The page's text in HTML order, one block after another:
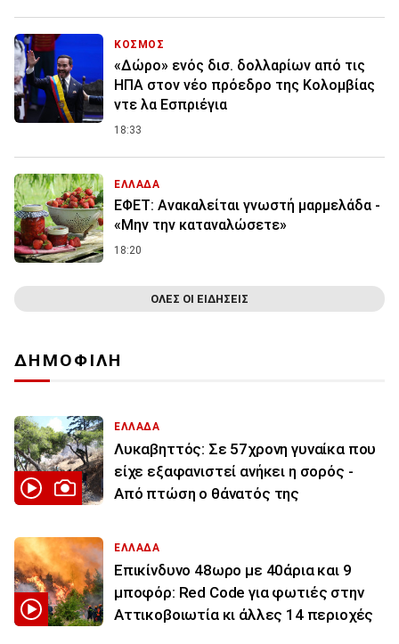
ΚΟΣΜΟΣ
«Δώρο» ενός δισ. δολλαρίων από τις
ΗΠΑ στον νέο πρόεδρο της Κολομβίας
ντε λα Εσπριέγια
18:33
ΕΛΛΑΔΑ
ΕΦΕΤ: Ανακαλείται γνωστή μαρμελάδα -
«Μην την καταναλώσετε»
18:20
ΟΛΕΣ ΟΙ ΕΙΔΗΣΕΙΣ
ΔΗΜΟΦΙΛΗ
ΕΛΛΑΔΑ
Λυκαβηττός: Σε 57χρονη γυναίκα που
είχε εξαφανιστεί ανήκει η σορός -
Από πτώση ο θάνατός της
ΕΛΛΑΔΑ
Επικίνδυνο 48ωρο με 40άρια και 9
μποφόρ: Red Code για φωτιές στην
Αττικοβοιωτία κι άλλες 14 περιοχές